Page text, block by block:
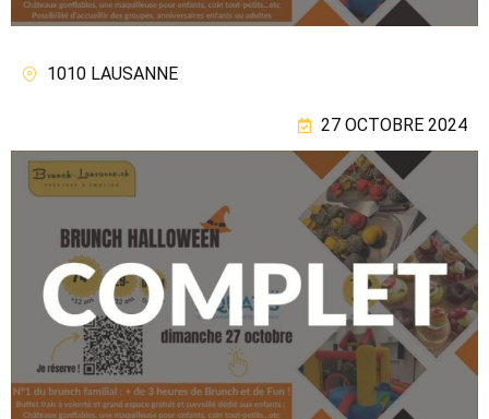
1010 LAUSANNE
27 OCTOBRE 2024